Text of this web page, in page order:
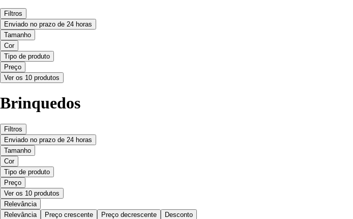
Filtros
Enviado no prazo de 24 horas
Tamanho
Cor
Tipo de produto
Preço
Ver os 10 produtos
Brinquedos
Filtros
Enviado no prazo de 24 horas
Tamanho
Cor
Tipo de produto
Preço
Ver os 10 produtos
Relevância
Relevância
Preço crescente Preço decrescente Desconto